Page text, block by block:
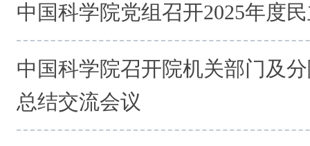
中国科学院党组召开2025年度
中国科学院召开院机关部门及
总结交流会议